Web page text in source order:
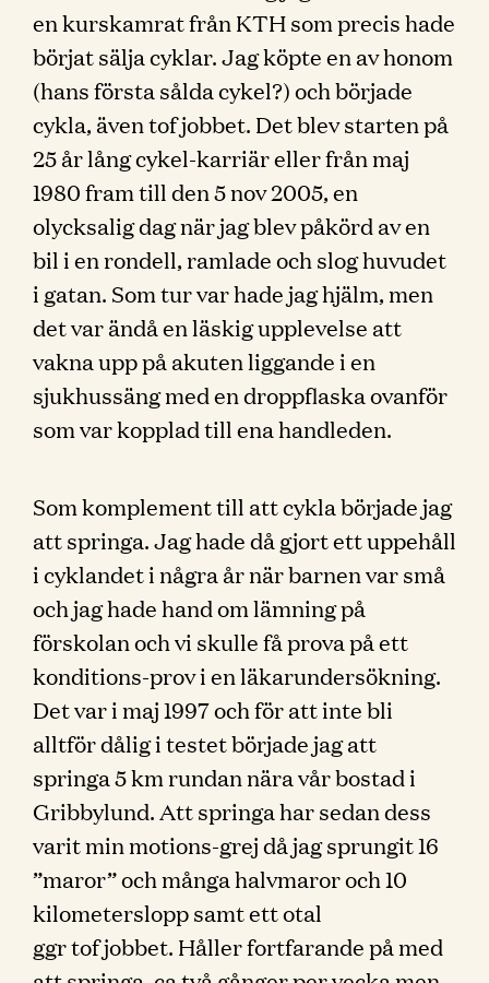
en kurskamrat från KTH som precis hade
börjat sälja cyklar. Jag köpte en av honom
(hans första sålda cykel?) och började
cykla, även tof jobbet. Det blev starten på
25 år lång cykel-karriär eller från maj
1980 fram till den 5 nov 2005, en
olycksalig dag när jag blev påkörd av en
bil i en rondell, ramlade och slog huvudet
i gatan. Som tur var hade jag hjälm, men
det var ändå en läskig upplevelse att
vakna upp på akuten liggande i en
sjukhussäng med en droppflaska ovanför
som var kopplad till ena handleden.
Som komplement till att cykla började jag
att springa. Jag hade då gjort ett uppehåll
i cyklandet i några år när barnen var små
och jag hade hand om lämning på
förskolan och vi skulle få prova på ett
konditions-prov i en läkarundersökning.
Det var i maj 1997 och för att inte bli
alltför dålig i testet började jag att
springa 5 km rundan nära vår bostad i
Gribbylund. Att springa har sedan dess
varit min motions-grej då jag sprungit 16
”maror” och många halvmaror och 10
kilometerslopp samt ett otal
ggr tof jobbet. Håller fortfarande på med